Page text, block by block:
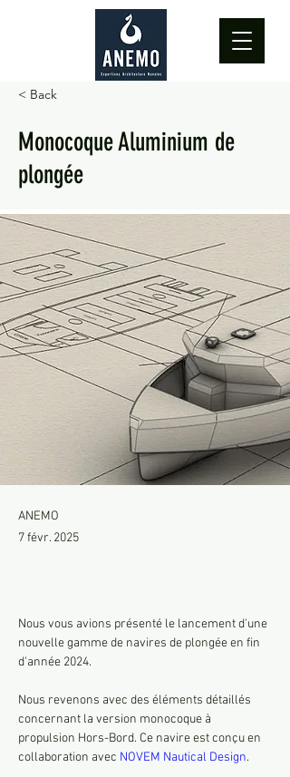
< Back
Monocoque Aluminium de
plongée
ANEMO
7 févr. 2025
Nous vous avions présenté le lancement d'une
nouvelle gamme de navires de plongée en fin
d'année 2024.
Nous revenons avec des éléments détaillés
concernant la version monocoque à
propulsion Hors-Bord. Ce navire est conçu en
collaboration avec NOVEM Nautical Design.